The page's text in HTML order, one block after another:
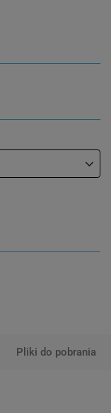
Pliki do pobrania